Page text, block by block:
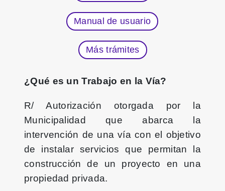
Manual de usuario
Más trámites
¿Qué es un Trabajo en la Vía?
R/ Autorización otorgada por la
Municipalidad que abarca la
intervención de una vía con el objetivo
de instalar servicios que permitan la
construcción de un proyecto en una
propiedad privada.